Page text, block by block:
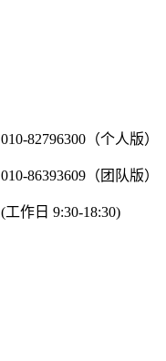
010-82796300（个人版）
010-86393609（团队版）
(工作日 9:30-18:30)